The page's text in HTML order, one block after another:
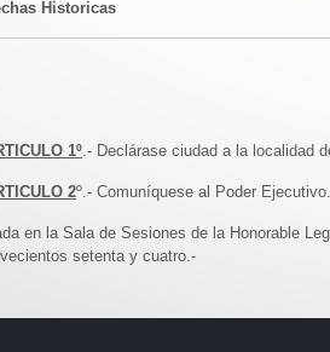
Historicas
1º.- Declárase ciudad a la localidad
2º.- Comuníquese al Poder Ejecutivo.
en la Sala de Sesiones de la Honorable
setenta y cuatro.-